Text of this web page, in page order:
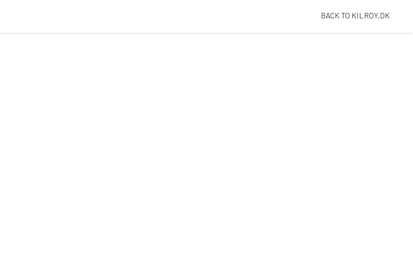
BACK TO KILROY.DK